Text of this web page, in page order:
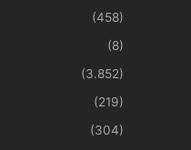
(458)
(8)
(3.852)
(219)
(304)